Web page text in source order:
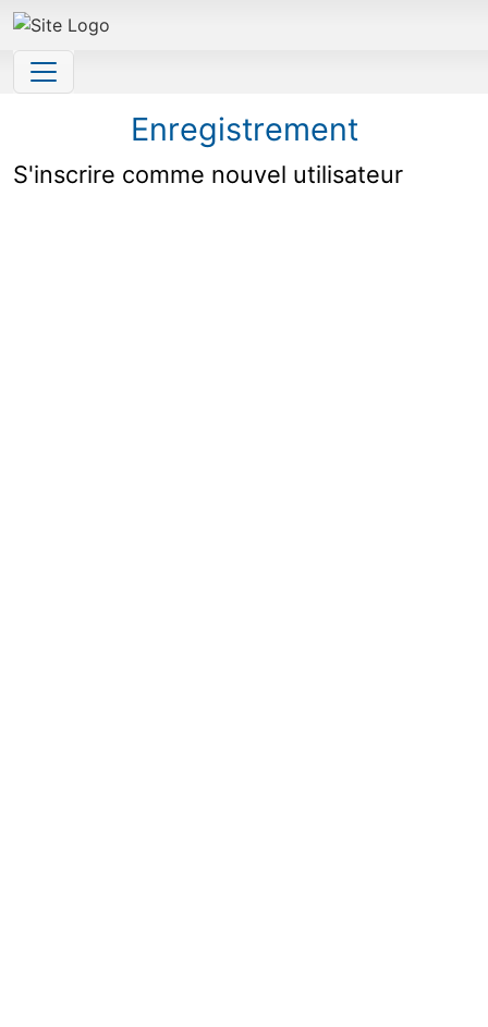
Site identity, navigation, etc.
Navigation and related functionality and
Enregistrement
S'inscrire comme nouvel utilisateur